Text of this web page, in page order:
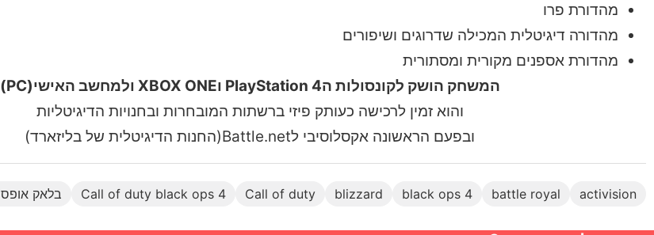
מהדורת פרו
מהדורה דיגיטלית המכילה שדרוגים ושיפורים
מהדורת אספנים מקורית ומסתורית
המשחק הושק לקונסולות הPlayStation 4 וXBOX ONE ולמחשב האישי(PC)
והוא זמין לרכישה כעותק פיזי ברשתות המובחרות ובחנויות הדיגיטליות
ובפעם הראשונה אקסלוסיבי לBattle.net(החנות הדיגיטלית של בליזארד)
activision
battle royal
black ops 4
blizzard
Call of duty
Call of duty black ops 4 בלאק אופס 4